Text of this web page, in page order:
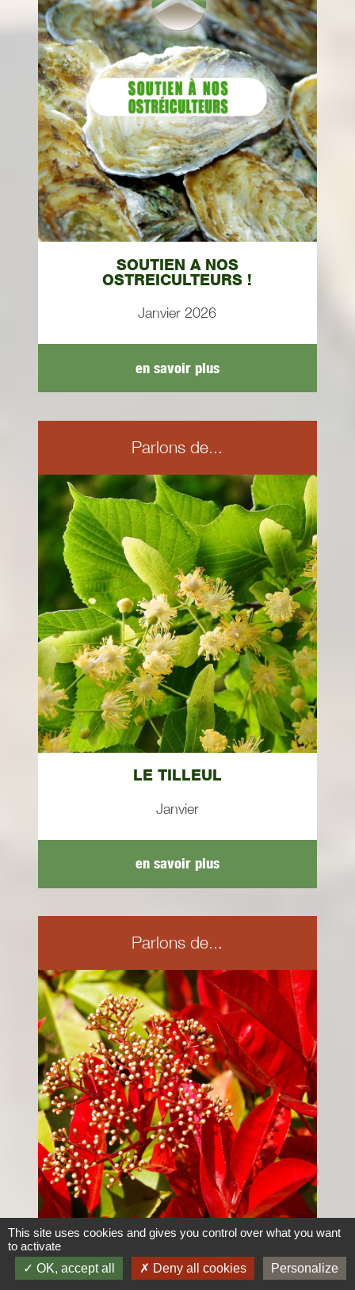
SOUTIEN A NOS
OSTREICULTEURS !
Janvier 2026
en savoir plus
Parlons de...
LE TILLEUL
Janvier
en savoir plus
Parlons de...
LE PHOTINIA
This site uses cookies and gives you control over what you want
to activate
OK, accept all
Deny all cookies Personalize